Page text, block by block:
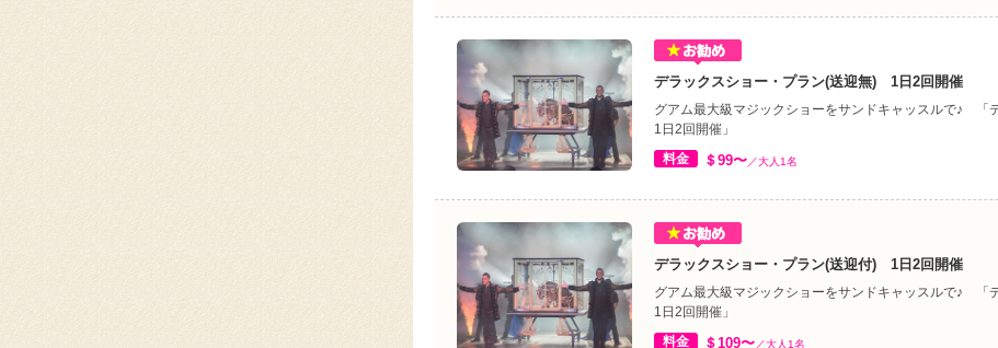
デラックスショー・プラン(送迎無) 1日2回開催
グアム最大級マジックショーをサンドキャッスルで♪ 「
1日2回開催」
料金
＄99〜／大人1名
デラックスショー・プラン(送迎付) 1日2回開催
グアム最大級マジックショーをサンドキャッスルで♪ 「
1日2回開催」
料金
＄109〜／大人1名